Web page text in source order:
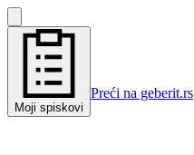
Moji spiskovi
Preći na geberit.rs